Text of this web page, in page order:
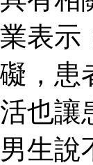
業表示
礙，患
活也讓
男生說